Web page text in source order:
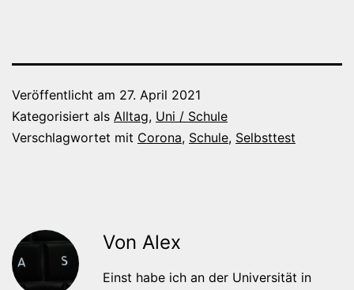
Veröffentlicht am 27. April 2021
Kategorisiert als Alltag, Uni / Schule
Verschlagwortet mit Corona, Schule, Selbsttest
Von Alex
Einst habe ich an der Universität in